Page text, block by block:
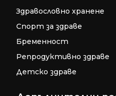
Здравословно хранене
Спорт за здраве
Бременност
Репродуктивно здраве
Детско здраве